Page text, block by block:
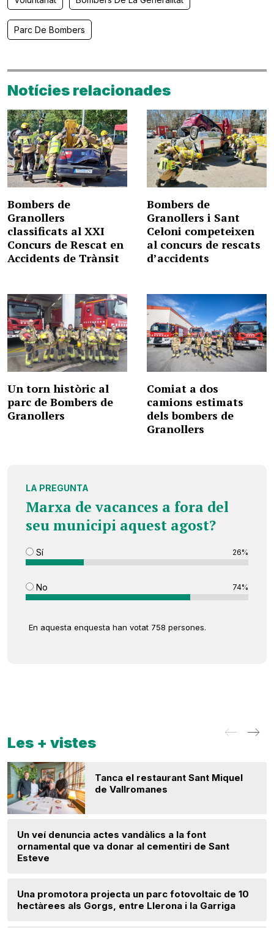
Parc De Bombers
Notícies relacionades
Bombers de
Granollers
classificats al XXI
Concurs de Rescat en
Accidents de Trànsit
Bombers de
Granollers i Sant
Celoni competeixen
al concurs de rescats
d’accidents
Un torn històric al
parc de Bombers de
Granollers
Comiat a dos
camions estimats
dels bombers de
Granollers
LA PREGUNTA
Marxa de vacances a fora del
seu municipi aquest agost?
Sí 26%
No 74%
En aquesta enquesta han votat 758 persones.
Les + vistes
Tanca el restaurant Sant Miquel
de Vallromanes
Un veí denuncia actes vandàlics a la font
ornamental que va donar al cementiri de Sant
Esteve
Una promotora projecta un parc fotovoltaic de 10
hectàrees als Gorgs, entre Llerona i la Garriga